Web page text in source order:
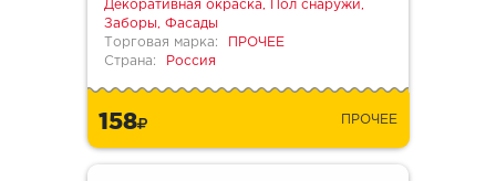
Декоративная окраска, Пол снаружи,
Заборы, Фасады
Торговая марка:
ПРОЧЕЕ
Страна:
Россия
158 ПРОЧЕЕ